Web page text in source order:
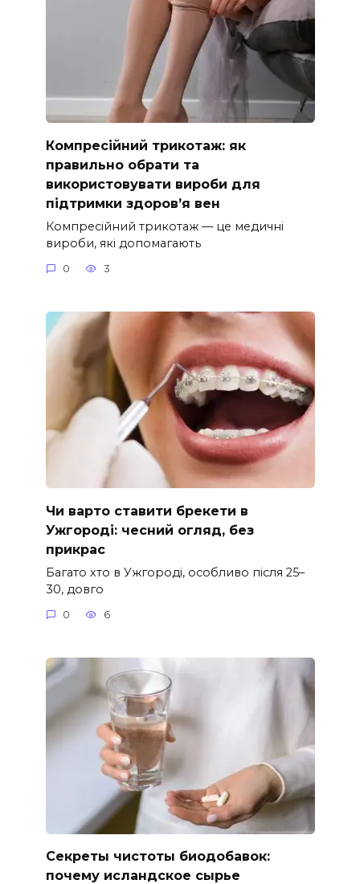
Компресійний трикотаж: як
правильно обрати та
використовувати вироби для
підтримки здоров’я вен
Компресійний трикотаж — це медичні
вироби, які допомагають
0 3
Чи варто ставити брекети в
Ужгороді: чесний огляд, без
прикрас
Багато хто в Ужгороді, особливо після 25–
30, довго
0 6
Секреты чистоты биодобавок:
почему исландское сырье